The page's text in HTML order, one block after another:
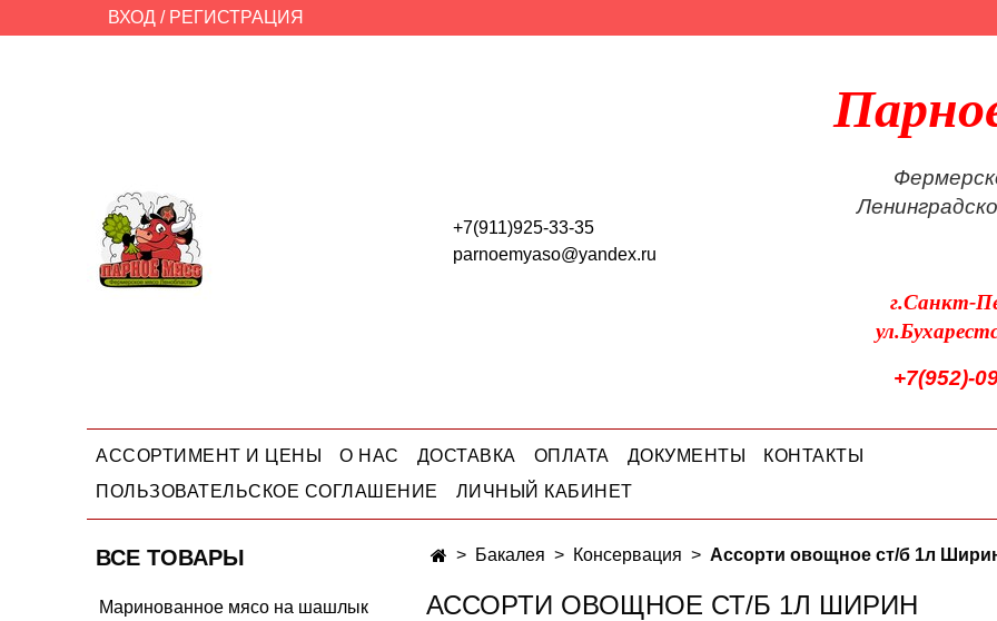
ВХОД / РЕГИСТРАЦИЯ
+7(911)925-33-35
parnoemyaso@yandex.ru
г.Санкт-
+7(952)-
АССОРТИМЕНТ И ЦЕНЫ О НАС ДОСТАВКА ОПЛАТА ДОКУМЕНТЫ
КОНТАКТЫ
ПОЛЬЗОВАТЕЛЬСКОЕ СОГЛАШЕНИЕ
ЛИЧНЫЙ КАБИНЕТ
Бакалея Консервация Ассорти овощное ст/б 1л
АССОРТИ ОВОЩНОЕ СТ/Б 1Л ШИРИН
ВСЕ ТОВАРЫ
Маринованное мясо на шашлык